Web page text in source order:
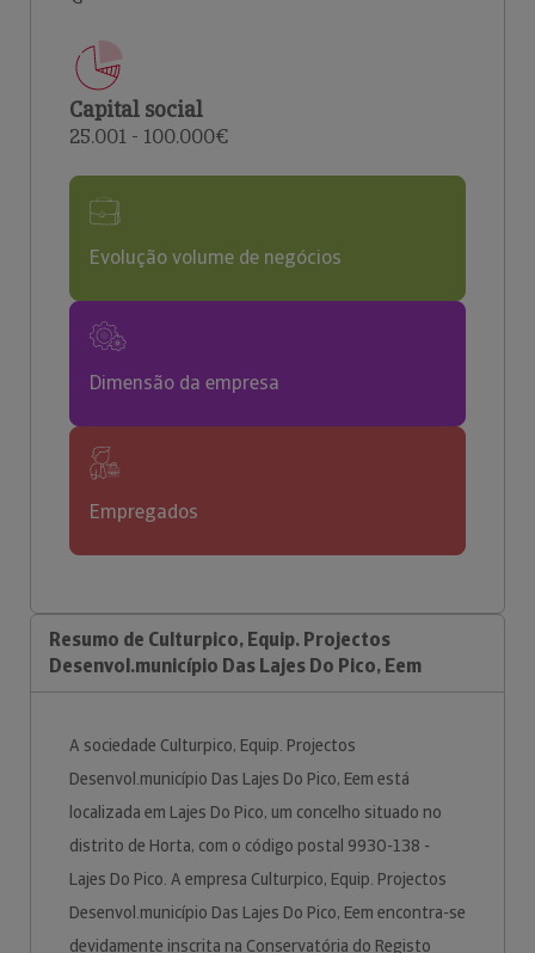
Capital social
25.001 - 100.000€
Evolução volume de negócios
Dimensão da empresa
Empregados
Resumo de Culturpico, Equip. Projectos
Desenvol.município Das Lajes Do Pico, Eem
A sociedade Culturpico, Equip. Projectos
Desenvol.município Das Lajes Do Pico, Eem está
localizada em Lajes Do Pico, um concelho situado no
distrito de Horta, com o código postal 9930-138 -
Lajes Do Pico. A empresa Culturpico, Equip. Projectos
Desenvol.município Das Lajes Do Pico, Eem encontra-se
devidamente inscrita na Conservatória do Registo